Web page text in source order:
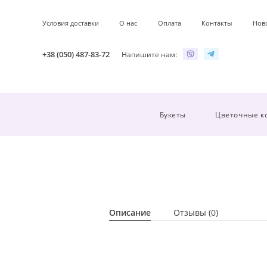
Условия доставки О нас Оплата Контакты
+38 (050) 487-83-72 Напишите нам:
Букеты Цветочные
Описание Отзывы (0)